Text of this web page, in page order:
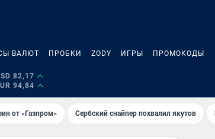
ВАЛЮТ ПРОБКИ ZODY ИГРЫ ПРОМОКОДЫ
82,17
94,84
от «Газпром» Сербский снайпер похвалил якутов